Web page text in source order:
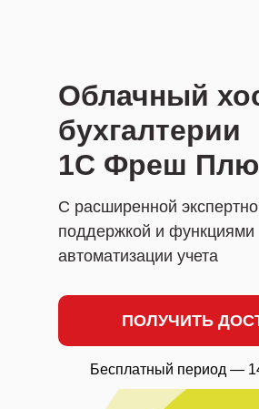
Облачный
бухгалтерии
1С Фреш
ПОЛУЧИТЬ
Бесплатный период —
С расширенной
поддержкой и функциями
автоматизации учета